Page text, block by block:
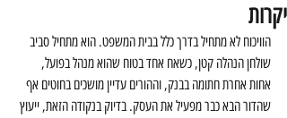
יקרות
הוויכוח לא מתחיל בדרך כלל בבית המשפט. הוא מתחיל סביב
שולחן הנהלה קטן, כשאח אחד בטוח שהוא מנהל בפועל,
אחות אחרת חתומה בבנק, וההורים עדיין מושכים בחוטים אף
שהדור הבא כבר מפעיל את העסק. בדיוק בנקודה הזאת, ייעוץ